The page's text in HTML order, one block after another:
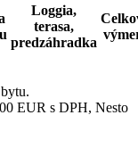
Loggia,
terasa,
predzáhradka
EUR s DPH, Nesto